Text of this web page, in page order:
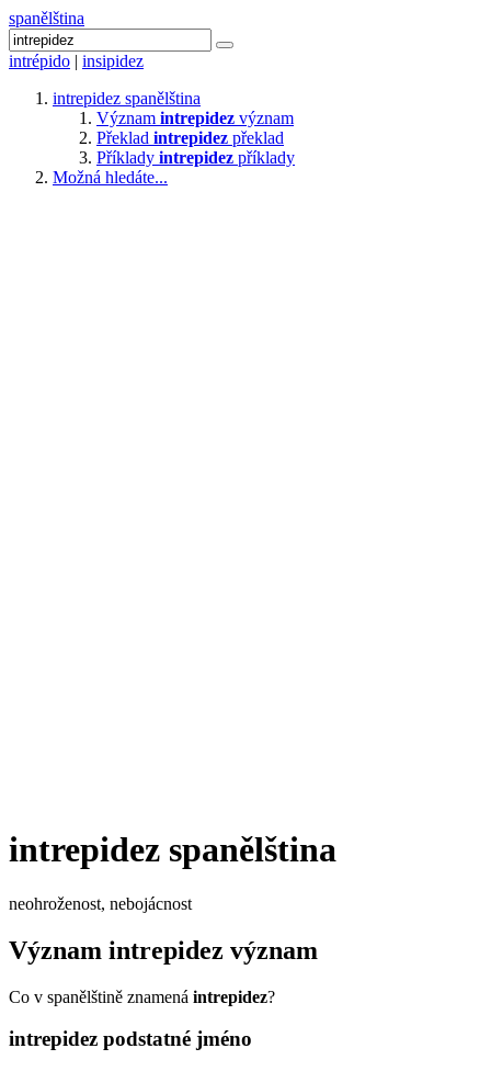
spanělština
intrépido | insipidez
intrepidez spanělština
Význam intrepidez význam
Překlad intrepidez překlad
Příklady intrepidez příklady
Možná hledáte...
intrepidez spanělština
neohroženost, nebojácnost
Význam intrepidez význam
Co v spanělštině znamená intrepidez?
intrepidez podstatné jméno